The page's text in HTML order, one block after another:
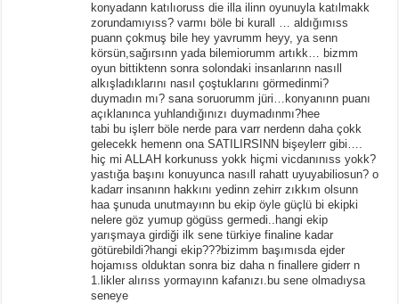
konyadann katılıoruss die illa ilinn oyunuyla katılmakk
zorundamıyıss? varmı böle bi kurall … aldığımıss
puann çokmuş bile hey yavrumm heyy, ya senn
körsün,sağırsınn yada bilemiorumm artıkk… bizmm
oyun bittiktenn sonra solondaki insanlarınn nasıll
alkışladıklarını nasıl çoştuklarını görmedinmi?
duymadın mı? sana soruorumm jüri…konyanınn puanı
açıklanınca yuhlandığınızı duymadınmı?hee
tabi bu işlerr böle nerde para varr nerdenn daha çokk
gelecekk hemenn ona SATILIRSINN bişeylerr gibi….
hiç mi ALLAH korkunuss yokk hiçmi vicdanınıss yokk?
yastığa başını konuyunca nasıll rahatt uyuyabiliosun? o
kadarr insanınn hakkını yedinn zehirr zıkkım olsunn
haa şunuda unutmayınn bu ekip öyle güçlü bi ekipki
nelere göz yumup gögüss germedi..hangi ekip
yarışmaya girdiği ilk sene türkiye finaline kadar
götürebildi?hangi ekip???bizimm başımısda ejder
hojamıss olduktan sonra biz daha n finallere giderr n
1.likler alırıss yormayınn kafanızı.bu sene olmadıysa
seneye